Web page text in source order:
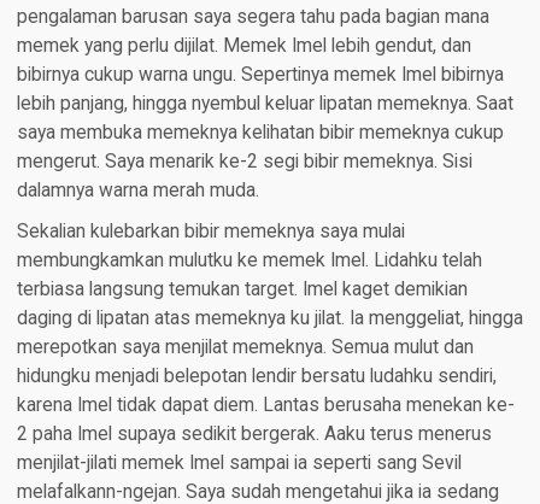
pengalaman barusan saya segera tahu pada bagian mana
memek yang perlu dijilat. Memek Imel lebih gendut, dan
bibirnya cukup warna ungu. Sepertinya memek Imel bibirnya
lebih panjang, hingga nyembul keluar lipatan memeknya. Saat
saya membuka memeknya kelihatan bibir memeknya cukup
mengerut. Saya menarik ke-2 segi bibir memeknya. Sisi
dalamnya warna merah muda.
Sekalian kulebarkan bibir memeknya saya mulai
membungkamkan mulutku ke memek Imel. Lidahku telah
terbiasa langsung temukan target. Imel kaget demikian
daging di lipatan atas memeknya ku jilat. Ia menggeliat, hingga
merepotkan saya menjilat memeknya. Semua mulut dan
hidungku menjadi belepotan lendir bersatu ludahku sendiri,
karena Imel tidak dapat diem. Lantas berusaha menekan ke-
2 paha Imel supaya sedikit bergerak. Aaku terus menerus
menjilat-jilati memek Imel sampai ia seperti sang Sevil
melafalkann-ngejan. Saya sudah mengetahui jika ia sedang